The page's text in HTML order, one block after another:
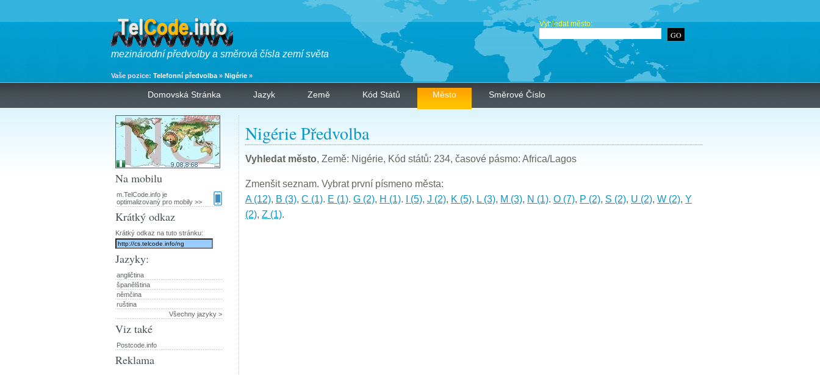
mezinárodní předvolby a směrová čísla zemí světa
Vaše pozice: Telefonní předvolba » Nigérie »
Vyhledat město:
Domovská Stránka Jazyk Země Kód Států Město Směrové Číslo
Nigérie Předvolba
Vyhledat město, Země: Nigérie, Kód států: 234, časové pásmo: Africa/Lagos
Zmenšit seznam. Vybrat první písmeno města:
A (12), B (3), C (1). E (1). G (2), H (1). I (5), J (2), K (5), L (3), M (3), N (1). O (7), P (2), S (2), U (2), W (2), Y
(2), Z (1).
Na mobilu
m.TelCode.info je
optimalizovaný pro mobily >>
Krátký odkaz
Krátký odkaz na tuto stránku:
Jazyky:
angličtina
španělština
němčina
ruština
Všechny jazyky >
Viz také
Postcode.info
Reklama